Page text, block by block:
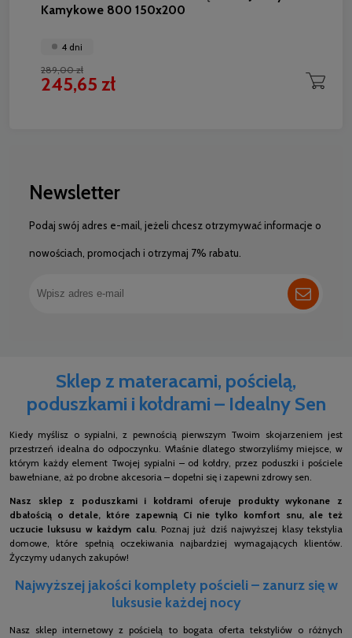
Kamykowe 800 150x200
4 dni
289,00 zł
245,65 zł
Newsletter
Podaj swój adres e-mail, jeżeli chcesz otrzymywać informacje o
nowościach, promocjach i otrzymaj 7% rabatu.
Sklep z materacami, pościelą,
poduszkami i kołdrami – Idealny Sen
Kiedy myślisz o sypialni, z pewnością pierwszym Twoim skojarzeniem jest
przestrzeń idealna do odpoczynku. Właśnie dlatego stworzyliśmy miejsce, w
którym każdy element Twojej sypialni – od kołdry, przez poduszki i pościele
bawełniane, aż po drobne akcesoria – dopełni się i zapewni zdrowy sen.
Nasz sklep z poduszkami i kołdrami oferuje produkty wykonane z
dbałością o detale, które zapewnią Ci nie tylko komfort snu, ale też
uczucie luksusu w każdym calu. Poznaj już dziś najwyższej klasy tekstylia
domowe, które spełnią oczekiwania najbardziej wymagających klientów.
Życzymy udanych zakupów!
Najwyższej jakości komplety pościeli – zanurz się w
luksusie każdej nocy
Nasz sklep internetowy z pościelą to bogata oferta tekstyliów o różnych